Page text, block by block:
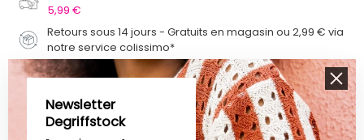
5,99 €
Retours sous 14 jours - Gratuits en magasin ou 2,99 € via
notre service colissimo*
Description Détails du produit Avis Vérifiés
Newsletter
Degriffstock